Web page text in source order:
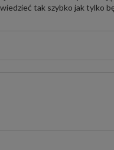
tak szybko jak tylko